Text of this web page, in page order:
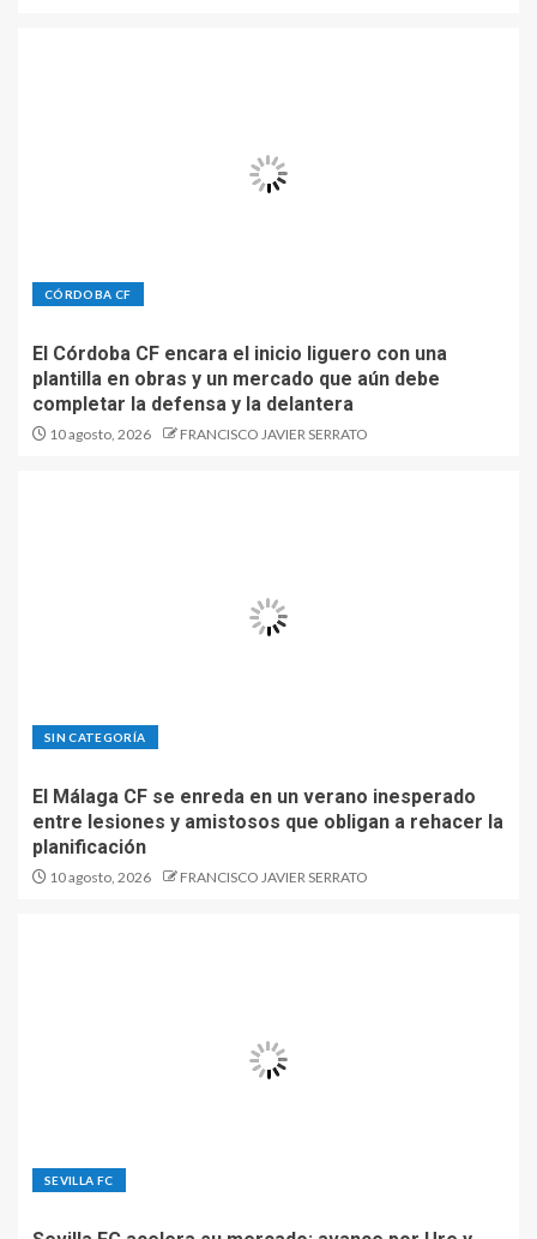
CÓRDOBA CF
El Córdoba CF encara el inicio liguero con una
plantilla en obras y un mercado que aún debe
completar la defensa y la delantera
10 agosto, 2026 FRANCISCO JAVIER SERRATO
SIN CATEGORÍA
El Málaga CF se enreda en un verano inesperado
entre lesiones y amistosos que obligan a rehacer la
planificación
10 agosto, 2026 FRANCISCO JAVIER SERRATO
SEVILLA FC